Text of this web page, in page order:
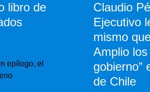
libro de
epílogo, el
Claudio
Ejecutivo
mismo
Amplio
gobierno”
de Chile